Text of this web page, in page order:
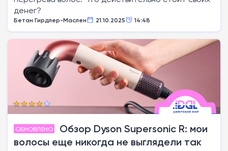
денег?
Бетан Гирдлер-Маслен 21.10.2025 14:48
ОБНОВЛЕНО
Обзор Dyson Supersonic R: мои
волосы еще никогда не выглядели так